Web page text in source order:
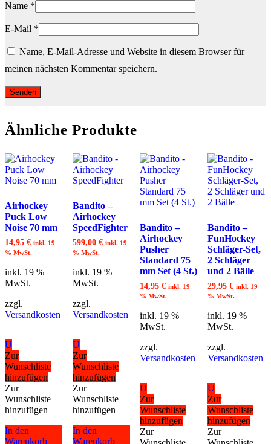
Name *
E-Mail *
Name, E-Mail-Adresse und Website in diesem Browser für
meinen nächsten Kommentar speichern.
Ähnliche Produkte
Airhockey
Puck Low
Noise 70 mm
14,95 € inkl. 19
% MwSt.
inkl. 19 %
MwSt.
zzgl.
Versandkosten
U
Zur
Wunschliste
hinzufügen
Zur
Wunschliste
hinzufügen
In den
Warenkorb
Bandito –
Airhockey
SpeedFighter
599,00 € inkl. 19
% MwSt.
inkl. 19 %
MwSt.
zzgl.
Versandkosten
U
Zur
Wunschliste
hinzufügen
Zur
Wunschliste
hinzufügen
In den
Warenkorb
Bandito –
Airhockey
Pusher
Standard 75
mm Set (4 St.)
14,95€ inkl. 19
% MwSt.
inkl. 19 %
MwSt.
zzgl.
Versandkosten
U
Zur
Wunschliste
hinzufügen
Zur
Bandito –
FunHockey
Schläger-Set,
2 Schläger
und 2 Bälle
29,95 € inkl. 19
% MwSt.
inkl. 19 %
MwSt.
zzgl.
Versandkosten
U
Zur
Wunschliste
hinzufügen
Zur